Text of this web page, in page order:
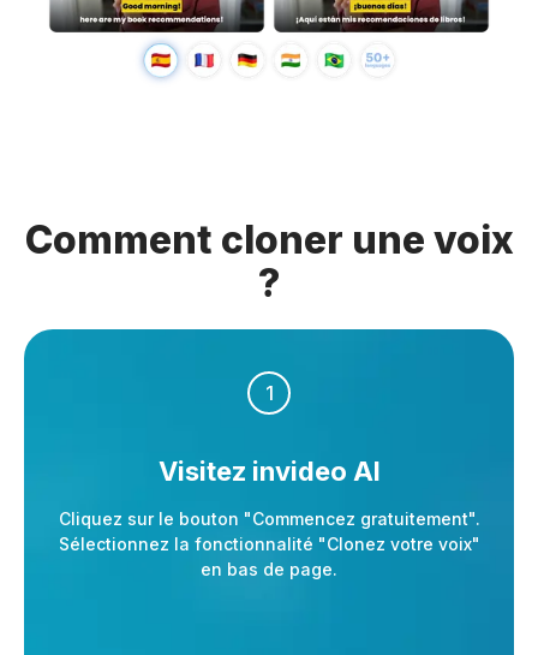
Comment cloner une voix
?
1
Visitez invideo AI
Cliquez sur le bouton "Commencez gratuitement".
Sélectionnez la fonctionnalité "Clonez votre voix"
en bas de page.